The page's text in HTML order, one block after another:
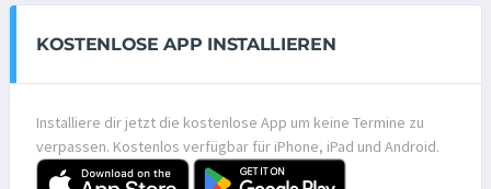
KOSTENLOSE APP INSTALLIEREN
Installiere dir jetzt die kostenlose App um keine Termine zu
verpassen. Kostenlos verfügbar für iPhone, iPad und Android.